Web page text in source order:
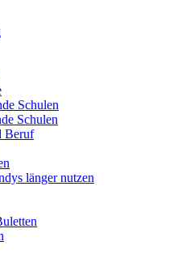
Schulen
Schulen
Beruf
länger nutzen